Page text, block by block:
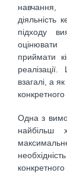
навчання,
діяльність
підходу
приймати
взагалі, а
Одна з
найбільш
конкретного